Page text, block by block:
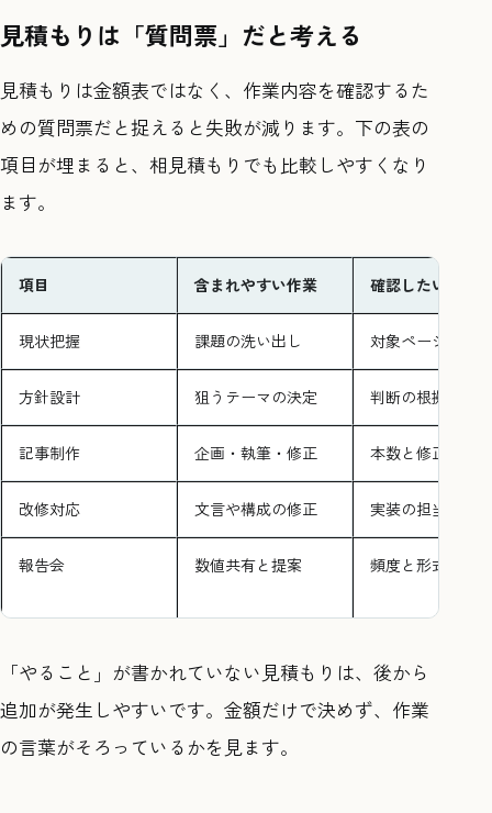
見積もりは「質問票」だと考える
見積もりは金額表ではなく、作業内容を確認するた
めの質問票だと捉えると失敗が減ります。下の表の
項目が埋まると、相見積もりでも比較しやすくなり
ます。
項目 含まれやすい作業 確認したい点
現状把握 課題の洗い出し 対象ページの範
方針設計 狙うテーマの決定 判断の根拠
記事制作 企画・執筆・修正 本数と修正回数
改修対応 文言や構成の修正 実装の担当者
報告会 数値共有と提案 頻度と形式
「やること」が書かれていない見積もりは、後から
追加が発生しやすいです。金額だけで決めず、作業
の言葉がそろっているかを見ます。